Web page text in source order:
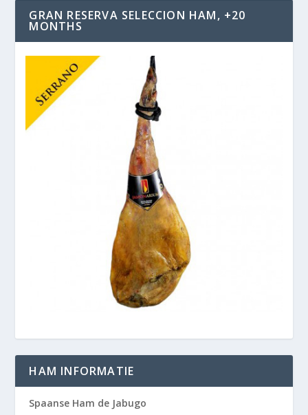
GRAN RESERVA SELECCION HAM, +20
MONTHS
HAM INFORMATIE
Spaanse Ham de Jabugo